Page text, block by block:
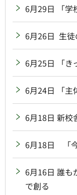
6月29日 「学
6月26日 生徒
6月25日 「き
6月24日 「主
6月18日 新校
6月18日 「
6月16日 誰も
で創る